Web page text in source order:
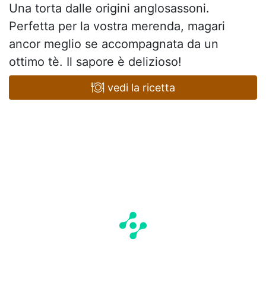
Una torta dalle origini anglosassoni.
Perfetta per la vostra merenda, magari
ancor meglio se accompagnata da un
ottimo tè. Il sapore è delizioso!
vedi la ricetta